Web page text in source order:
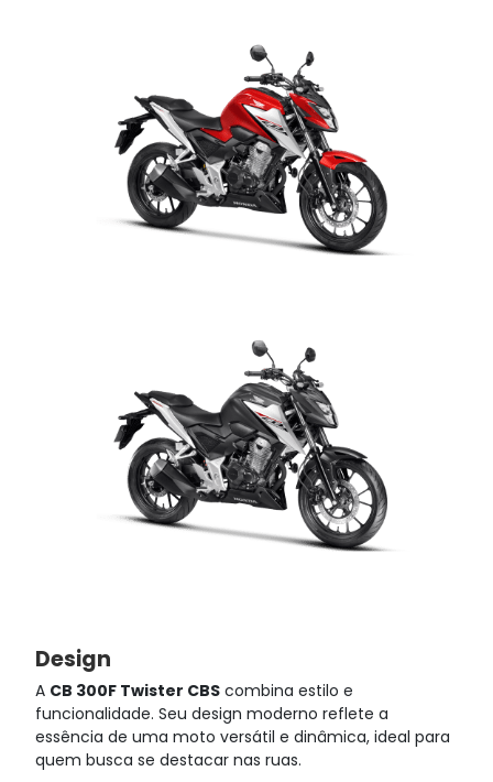
Design
A CB 300F Twister CBS combina estilo e
funcionalidade. Seu design moderno reflete a
essência de uma moto versátil e dinâmica, ideal para
quem busca se destacar nas ruas.